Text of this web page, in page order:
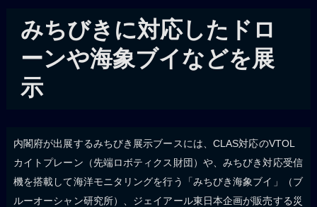
みちびきに対応したドロ
ーンや海象ブイなどを展
示
内閣府が出展するみちびき展示ブースには、CLAS対応のVTOL
カイトプレーン（先端ロボティクス財団）や、みちびき対応受信
機を搭載して海洋モニタリングを行う「みちびき海象ブイ」（ブ
ルーオーシャン研究所）、ジェイアール東日本企画が販売する災